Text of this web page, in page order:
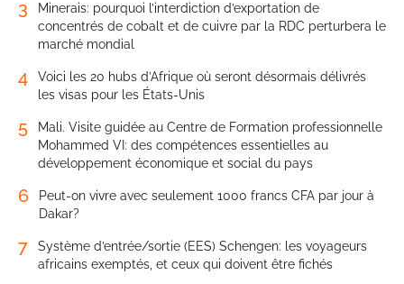
3
Minerais: pourquoi l’interdiction d’exportation de
concentrés de cobalt et de cuivre par la RDC perturbera le
marché mondial
4
Voici les 20 hubs d’Afrique où seront désormais délivrés
les visas pour les États-Unis
5
Mali. Visite guidée au Centre de Formation professionnelle
Mohammed VI: des compétences essentielles au
développement économique et social du pays
6
Peut-on vivre avec seulement 1000 francs CFA par jour à
Dakar?
7
Système d’entrée/sortie (EES) Schengen: les voyageurs
africains exemptés, et ceux qui doivent être fichés